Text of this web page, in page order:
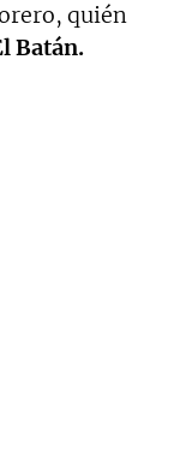
quién
Batán.